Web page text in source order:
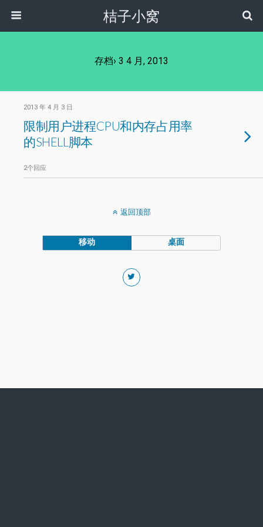
桔子小窝
存档› 3 4 月, 2013
2013 年 4 月 3 日
限制用户进程CPU和内存占用率
的SHELL脚本
2个回应
返回顶部
移动 桌面